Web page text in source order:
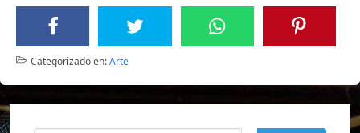
Categorizado en:Arte